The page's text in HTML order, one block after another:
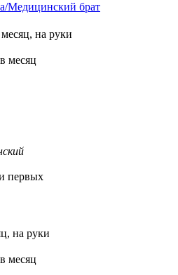
Медицинский брат
месяц, на руки
месяц
первых
на руки
месяц